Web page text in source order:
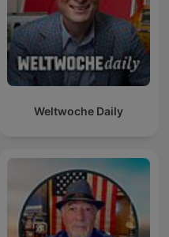
Weltwoche Daily